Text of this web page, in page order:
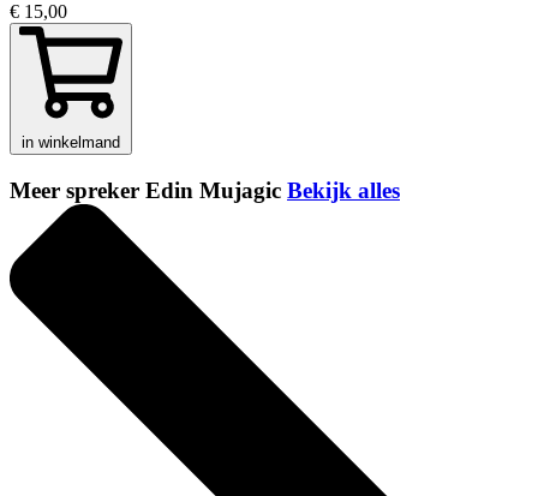
€ 15,00
in winkelmand
Meer spreker Edin Mujagic Bekijk alles